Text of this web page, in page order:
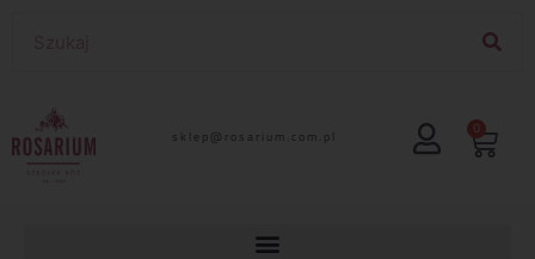
lp.moc.muirasor@pelks 0